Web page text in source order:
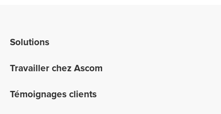
Solutions
Travailler chez Ascom
Témoignages clients